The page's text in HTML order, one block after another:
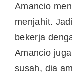
Amancio
menjahit.
bekerja
Amancio
susah, dia